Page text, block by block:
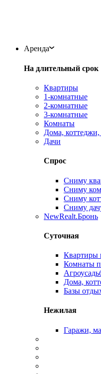
Аренда
На длительный срок
Квартиры
1-комнатные
2-комнатные
3-комнатные
Комнаты
Дома, коттеджи,
Дачи
Спрос
Сниму
Сниму
Сниму
Сниму
NewRealt.Бронь
Суточная
Квартиры
Комнаты
Дома,
Базы
Нежилая
Гаражи,